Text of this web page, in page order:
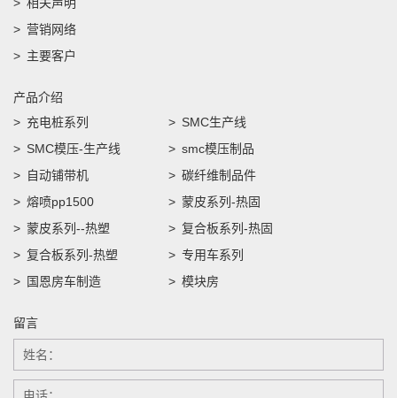
相关声明
营销网络
主要客户
产品介绍
充电桩系列
SMC生产线
SMC模压-生产线
smc模压制品
自动铺带机
碳纤维制品件
熔喷pp1500
蒙皮系列-热固
蒙皮系列--热塑
复合板系列-热固
复合板系列-热塑
专用车系列
国恩房车制造
模块房
留言